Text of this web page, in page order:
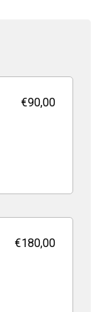
€90,00
€180,00